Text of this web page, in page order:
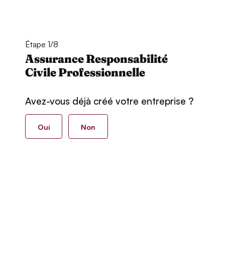
Étape 1/8
Assurance Responsabilité
Civile Professionnelle
Avez-vous déjà créé votre entreprise ?
Oui Non